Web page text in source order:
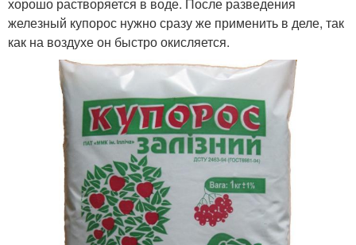
хорошо растворяется в воде. После разведения
железный купорос нужно сразу же применить в деле, так
как на воздухе он быстро окисляется.